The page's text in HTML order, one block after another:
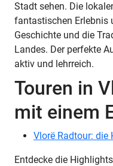
Stadt sehen. Die
fantastischen Erlebnis
Geschichte und die
Landes. Der perfekte
aktiv und lehrreich.
Touren in
mit einem
Vlorë Radtour: die
Entdecke die